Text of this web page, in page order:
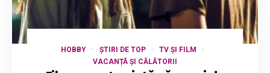
HOBBY ȘTIRI DE TOP
TV ȘI FILM
VACANȚĂ ȘI CĂLĂTORII